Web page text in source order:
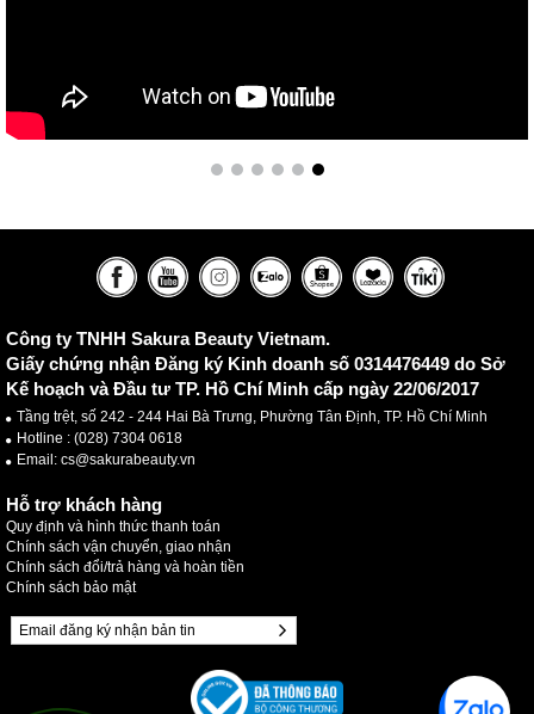
Công ty TNHH Sakura Beauty Vietnam.
Giấy chứng nhận Đăng ký Kinh doanh số 0314476449 do Sở
Kế hoạch và Đầu tư TP. Hồ Chí Minh cấp ngày 22/06/2017
Tầng trệt, số 242 - 244 Hai Bà Trưng, Phường Tân Định, TP. Hồ Chí Minh
Hotline : (028) 7304 0618
Email: cs@sakurabeauty.vn
Hỗ trợ khách hàng
Quy định và hình thức thanh toán
Chính sách vận chuyển, giao nhận
Chính sách đổi/trả hàng và hoàn tiền
Chính sách bảo mật